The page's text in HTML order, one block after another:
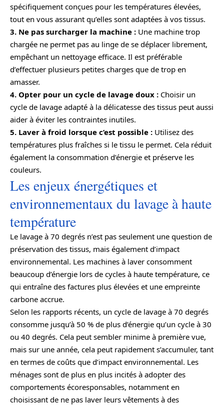
spécifiquement conçues pour les températures élevées,
tout en vous assurant qu’elles sont adaptées à vos tissus.
3. Ne pas surcharger la machine : Une machine trop
chargée ne permet pas au linge de se déplacer librement,
empêchant un nettoyage efficace. Il est préférable
d’effectuer plusieurs petites charges que de trop en
amasser.
4. Opter pour un cycle de lavage doux : Choisir un
cycle de lavage adapté à la délicatesse des tissus peut aussi
aider à éviter les contraintes inutiles.
5. Laver à froid lorsque c’est possible : Utilisez des
températures plus fraîches si le tissu le permet. Cela réduit
également la consommation d’énergie et préserve les
couleurs.
Les enjeux énergétiques et
environnementaux du lavage à haute
température
Le lavage à 70 degrés n’est pas seulement une question de
préservation des tissus, mais également d’impact
environnemental. Les machines à laver consomment
beaucoup d’énergie lors de cycles à haute température, ce
qui entraîne des factures plus élevées et une empreinte
carbone accrue.
Selon les rapports récents, un cycle de lavage à 70 degrés
consomme jusqu’à 50 % de plus d’énergie qu’un cycle à 30
ou 40 degrés. Cela peut sembler minime à première vue,
mais sur une année, cela peut rapidement s’accumuler, tant
en termes de coûts que d’impact environnemental. Les
ménages sont de plus en plus incités à adopter des
comportements écoresponsables, notamment en
choisissant de ne pas laver leurs vêtements à des